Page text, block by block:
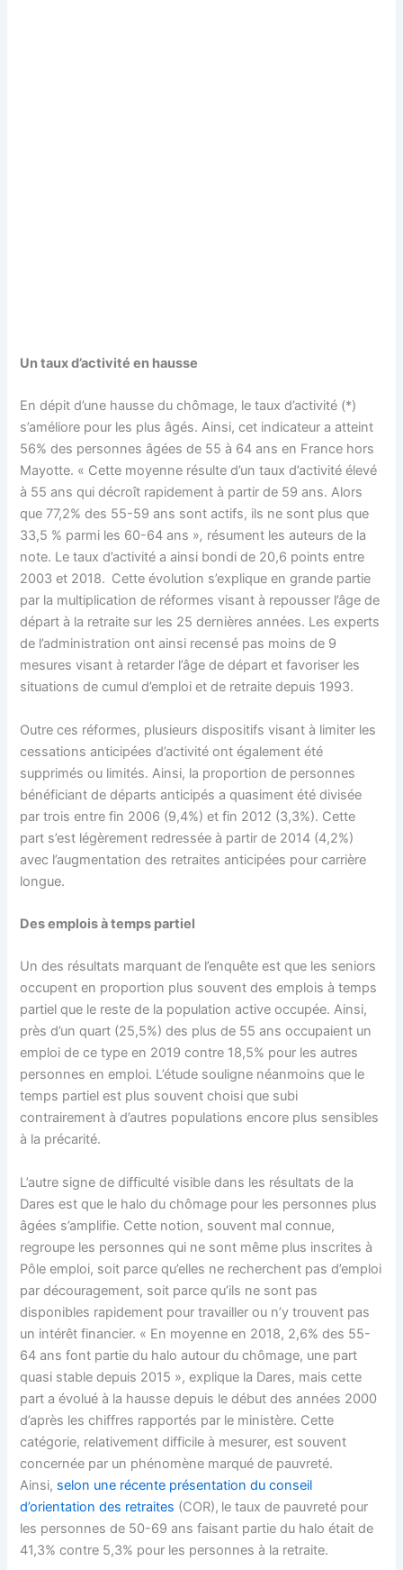
Un taux d’activité en hausse
En dépit d’une hausse du chômage, le taux d’activité (*)
s’améliore pour les plus âgés. Ainsi, cet indicateur a atteint
56% des personnes âgées de 55 à 64 ans en France hors
Mayotte. « Cette moyenne résulte d’un taux d’activité élevé
à 55 ans qui décroît rapidement à partir de 59 ans. Alors
que 77,2% des 55-59 ans sont actifs, ils ne sont plus que
33,5 % parmi les 60-64 ans », résument les auteurs de la
note. Le taux d’activité a ainsi bondi de 20,6 points entre
2003 et 2018. Cette évolution s’explique en grande partie
par la multiplication de réformes visant à repousser l’âge de
départ à la retraite sur les 25 dernières années. Les experts
de l’administration ont ainsi recensé pas moins de 9
mesures visant à retarder l’âge de départ et favoriser les
situations de cumul d’emploi et de retraite depuis 1993.
Outre ces réformes, plusieurs dispositifs visant à limiter les
cessations anticipées d’activité ont également été
supprimés ou limités. Ainsi, la proportion de personnes
bénéficiant de départs anticipés a quasiment été divisée
par trois entre fin 2006 (9,4%) et fin 2012 (3,3%). Cette
part s’est légèrement redressée à partir de 2014 (4,2%)
avec l’augmentation des retraites anticipées pour carrière
longue.
Des emplois à temps partiel
Un des résultats marquant de l’enquête est que les seniors
occupent en proportion plus souvent des emplois à temps
partiel que le reste de la population active occupée. Ainsi,
près d’un quart (25,5%) des plus de 55 ans occupaient un
emploi de ce type en 2019 contre 18,5% pour les autres
personnes en emploi. L’étude souligne néanmoins que le
temps partiel est plus souvent choisi que subi
contrairement à d’autres populations encore plus sensibles
à la précarité.
L’autre signe de difficulté visible dans les résultats de la
Dares est que le halo du chômage pour les personnes plus
âgées s’amplifie. Cette notion, souvent mal connue,
regroupe les personnes qui ne sont même plus inscrites à
Pôle emploi, soit parce qu’elles ne recherchent pas d’emploi
par découragement, soit parce qu’ils ne sont pas
disponibles rapidement pour travailler ou n’y trouvent pas
un intérêt financier. « En moyenne en 2018, 2,6% des 55-
64 ans font partie du halo autour du chômage, une part
quasi stable depuis 2015 », explique la Dares, mais cette
part a évolué à la hausse depuis le début des années 2000
d’après les chiffres rapportés par le ministère. Cette
catégorie, relativement difficile à mesurer, est souvent
concernée par un phénomène marqué de pauvreté.
Ainsi, selon une récente présentation du conseil
d’orientation des retraites (COR), le taux de pauvreté pour
les personnes de 50-69 ans faisant partie du halo était de
41,3% contre 5,3% pour les personnes à la retraite.